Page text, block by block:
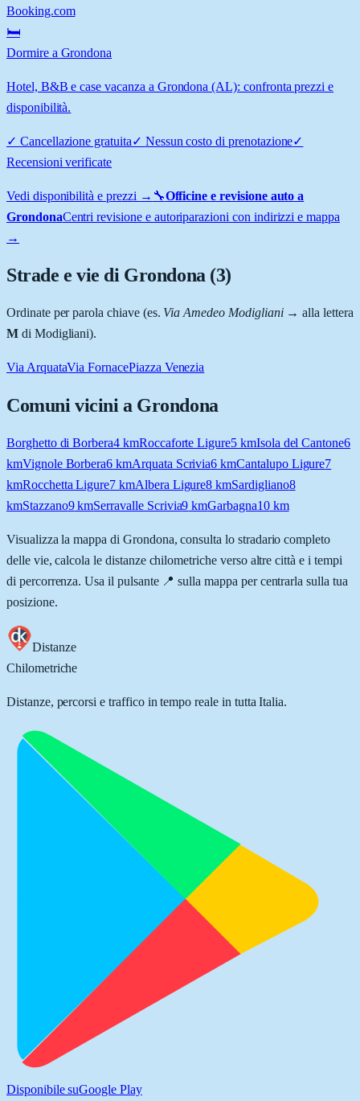
Booking.com
🛏️
Dormire a Grondona
Hotel, B&B e case vacanza a Grondona (AL): confronta prezzi e
disponibilità.
✓ Cancellazione gratuita✓ Nessun costo di prenotazione✓
Recensioni verificate
Vedi disponibilità e prezzi → 🔧Officine e revisione auto a
GrondonaCentri revisione e autoriparazioni con indirizzi e mappa
→
Strade e vie di Grondona (3)
Ordinate per parola chiave (es. Via Amedeo Modigliani→ alla lettera
Mdi Modigliani).
Via ArquataVia FornacePiazza Venezia
Comuni vicini a Grondona
Borghetto di Borbera4 kmRoccaforte Ligure5 kmIsola del Cantone6
kmVignole Borbera6 kmArquata Scrivia6 kmCantalupo Ligure7
kmRocchetta Ligure7 kmAlbera Ligure8 kmSardigliano8
kmStazzano9kmSerravalle Scrivia9 kmGarbagna10km
Visualizza la mappa di Grondona, consulta lo stradario completo
delle vie, calcola le distanze chilometriche verso altre città e i tempi
di percorrenza. Usa il pulsante 📍 sulla mappa per centrarla sulla tua
posizione.
Distanze
Chilometriche
Distanze, percorsi e traffico in tempo reale in tutta Italia.
Disponibile suGoogle Play